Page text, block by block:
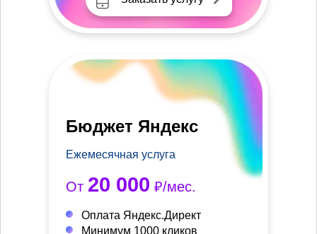
Бюджет Яндекс
Ежемесячная услуга
От 20 000 ₽/мес.
Оплата Яндекс.Директ
Минимум 1000 кликов